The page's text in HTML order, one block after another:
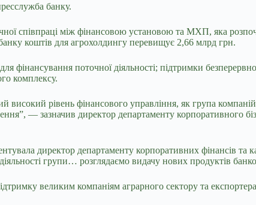
банку.
співпраці між фінансовою установою та МХП, яка
коштів для агрохолдингу перевищує 2,66 млрд грн.
фінансування поточної діяльності; підтримки
комплексу.
високий рівень фінансового управління, як група
— зазначив директор департаменту корпоративного
директор департаменту корпоративних
групи… розглядаємо видачу нових продуктів
великим компаніям аграрного сектору та